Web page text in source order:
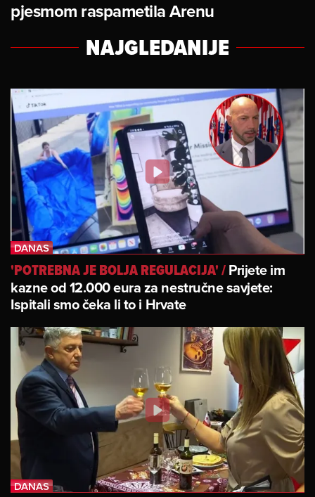
pjesmom raspametila Arenu
NAJGLEDANIJE
'POTREBNA JE BOLJA REGULACIJA'/Prijete im
kazne od 12.000 eura za nestručne savjete:
Ispitali smo čeka li to i Hrvate